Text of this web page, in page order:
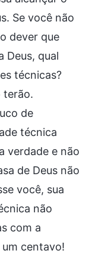
Se você não
dever que
Deus, qual
técnicas?
terão.
de
técnica
verdade e não
de Deus não
você, sua
não
com a
centavo!